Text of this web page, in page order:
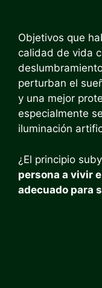
Objetivos que
calidad de vida
perturban el
y una mejor
especialmente
iluminación
¿El principio
persona a vivir
adecuado para